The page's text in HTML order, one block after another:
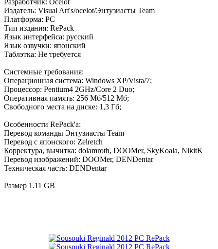
Разработчик: Ocelot
Издатель: Visual Art's/ocelot/Энтузиасты Team
Платформа: PC
Тип издания: RePack
Язык интерфейса: русский
Язык озвучки: японский
Таблэтка: Не требуется
Системные требования:
Операционная система: Windows XP/Vista/7;
Процессор: Pentium4 2GHz/Core 2 Duo;
Оперативная память: 256 Мб/512 Мб;
Свободного места на диске: 1,3 Гб;
Особенности RePack'a:
Перевод команды Энтузиасты Team
Перевод с японского: Zelretch
Корректура, вычитка: dolamroth, DOOMer, SkyKoala, NikitK
Перевод изображений: DOOMer, DENDentar
Техническая часть: DENDentar
Размер 1.11 GB